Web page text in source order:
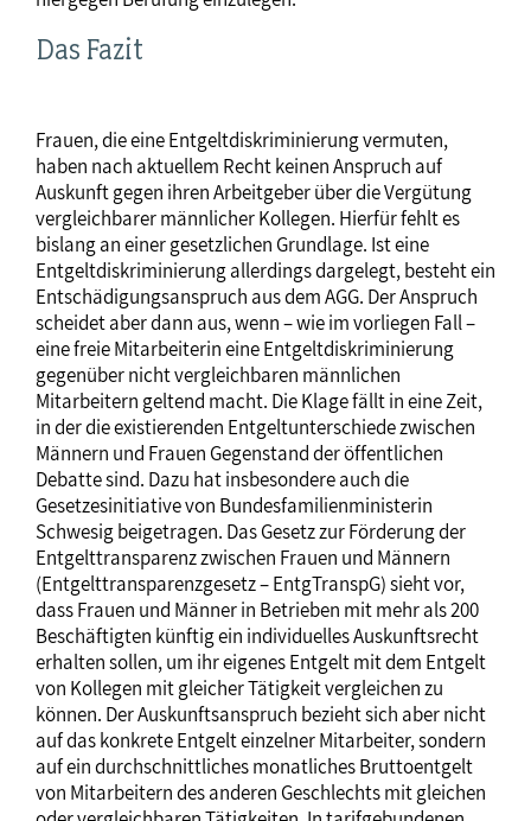
Das Fazit
Frauen, die eine Entgeltdiskriminierung vermuten,
haben nach aktuellem Recht keinen Anspruch auf
Auskunft gegen ihren Arbeitgeber über die Vergütung
vergleichbarer männlicher Kollegen. Hierfür fehlt es
bislang an einer gesetzlichen Grundlage. Ist eine
Entgeltdiskriminierung allerdings dargelegt, besteht ein
Entschädigungsanspruch aus dem AGG. Der Anspruch
scheidet aber dann aus, wenn – wie im vorliegen Fall –
eine freie Mitarbeiterin eine Entgeltdiskriminierung
gegenüber nicht vergleichbaren männlichen
Mitarbeitern geltend macht. Die Klage fällt in eine Zeit,
in der die existierenden Entgeltunterschiede zwischen
Männern und Frauen Gegenstand der öffentlichen
Debatte sind. Dazu hat insbesondere auch die
Gesetzesinitiative von Bundesfamilienministerin
Schwesig beigetragen. Das Gesetz zur Förderung der
Entgelttransparenz zwischen Frauen und Männern
(Entgelttransparenzgesetz – EntgTranspG) sieht vor,
dass Frauen und Männer in Betrieben mit mehr als 200
Beschäftigten künftig ein individuelles Auskunftsrecht
erhalten sollen, um ihr eigenes Entgelt mit dem Entgelt
von Kollegen mit gleicher Tätigkeit vergleichen zu
können. Der Auskunftsanspruch bezieht sich aber nicht
auf das konkrete Entgelt einzelner Mitarbeiter, sondern
auf ein durchschnittliches monatliches Bruttoentgelt
von Mitarbeitern des anderen Geschlechts mit gleichen